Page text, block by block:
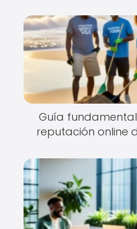
Guía
reputación online